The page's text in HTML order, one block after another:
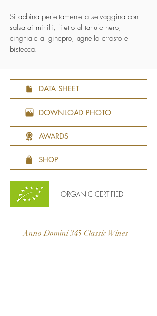
Si abbina perfettamente a selvaggina con
salsa ai mirtilli, filetto al tartufo nero,
cinghiale al ginepro, agnello arrosto e
bistecca.
DATA SHEET
DOWNLOAD PHOTO
AWARDS
SHOP
ORGANIC CERTIFIED
Anno Domini 345 Classic Wines